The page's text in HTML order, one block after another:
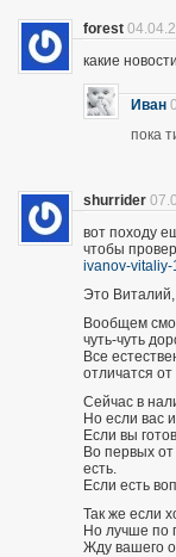
forest
какие
Иван
пока
shurrider
вот походу
чтобы
ivanov-
Это
Вообщем
чуть-чуть
Все
отличатся
Сейчас в
Но если вас
Если вы
Во первых от
есть.
Если есть
Так же если
Но лучше по
Жду вашего